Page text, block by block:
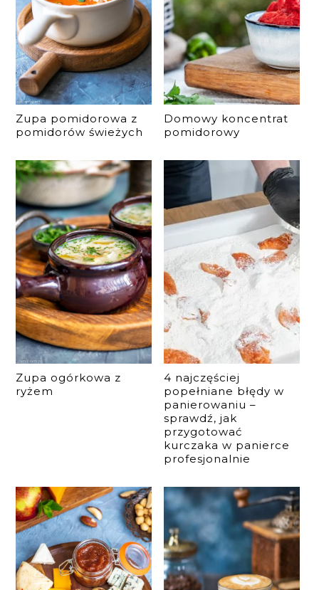
Zupa pomidorowa z
pomidorów świeżych
Domowy koncentrat
pomidorowy
Zupa ogórkowa z
ryżem
4 najczęściej
popełniane błędy w
panierowaniu –
sprawdź, jak
przygotować
kurczaka w panierce
profesjonalnie